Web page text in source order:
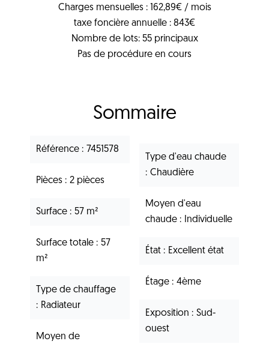
Charges mensuelles : 162,89€ / mois
taxe foncière annuelle : 843€
Nombre de lots: 55 principaux
Pas de procédure en cours
Sommaire
Référence 7451578
Pièces 2 pièces
Surface 57 m²
Surface totale
57
m²
Type de chauffage
Radiateur
Moyen de
Type d'eau chaude
Chaudière
Moyen d'eau
chaude
Individuelle
État Excellent état
Étage 4ème
Exposition
Sud-
ouest